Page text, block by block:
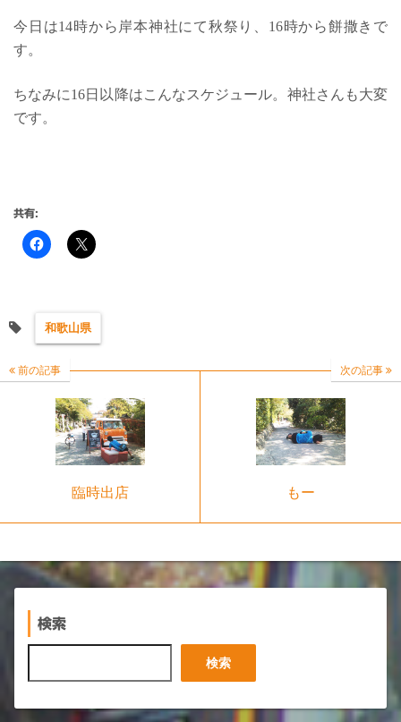
今日は14時から岸本神社にて秋祭り、16時から餅撒きで
す。
ちなみに16日以降はこんなスケジュール。神社さんも大変
です。
共有:
和歌山県
前の記事
臨時出店
次の記事
もー
検索
索
検索